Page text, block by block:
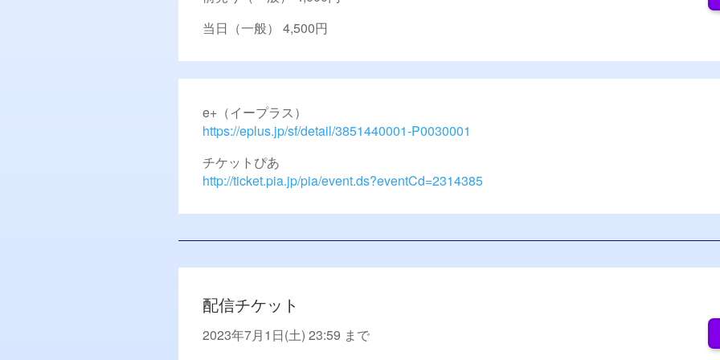
当日（一般） 4,500円
e+（イープラス）
https://eplus.jp/sf/detail/3851440001-P0030001
チケットぴあ
http://ticket.pia.jp/pia/event.ds?eventCd=2314385
配信チケット
2023年7月1日(土) 23:59 まで